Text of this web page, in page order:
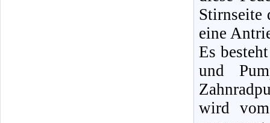
Stirnseite
eine
Es
und
wird vom